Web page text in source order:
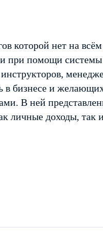
которой нет на
при помощи
бизнесе и
В ней
личные доходы, так